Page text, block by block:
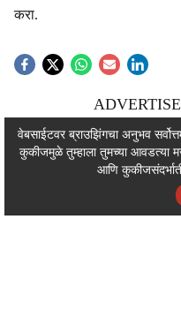
करा.
वेबसाईटवर ब्राउझिंगचा अनुभव
कुकीजमुळे तुम्हाला तुमच्या आवडत्या
आणि